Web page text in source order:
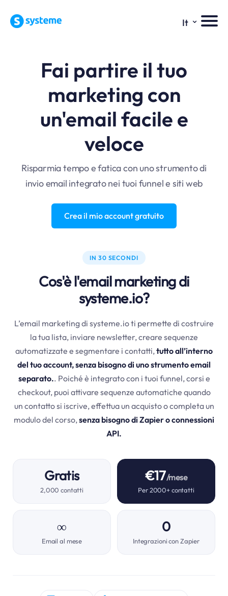
It ⌄
Fai partire il tuo
marketing con
un'email facile e
veloce
Risparmia tempo e fatica con uno strumento di
invio email integrato nei tuoi funnel e siti web
Crea il mio account gratuito
IN 30 SECONDI
Cos'è l'email marketing di
systeme.io?
L’email marketing di systeme.io ti permette di costruire
la tua lista, inviare newsletter, creare sequenze
automatizzate e segmentare i contatti,tutto all’interno
del tuo account, senza bisogno di uno strumento email
separato.. Poiché è integrato con i tuoi funnel, corsi e
checkout, puoi attivare sequenze automatiche quando
un contatto si iscrive, effettua un acquisto o completa un
modulo del corso,senza bisogno di Zapier o connessioni
API.
Gratis
2,000 contatti
€17/mese
Per 2000+ contatti
∞
Email al mese
0
Integrazioni con Zapier